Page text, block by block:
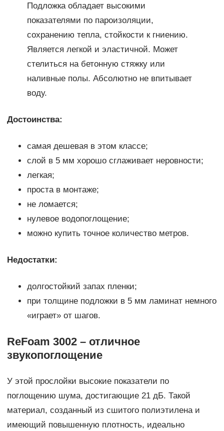
Подложка обладает высокими
показателями по пароизоляции,
сохранению тепла, стойкости к гниению.
Является легкой и эластичной. Может
стелиться на бетонную стяжку или
наливные полы. Абсолютно не впитывает
воду.
Достоинства:
самая дешевая в этом классе;
слой в 5 мм хорошо сглаживает неровности;
легкая;
проста в монтаже;
не ломается;
нулевое водопоглощение;
можно купить точное количество метров.
Недостатки:
долгостойкий запах пленки;
при толщине подложки в 5 мм ламинат немного
«играет» от шагов.
ReFoam 3002 – отличное
звукопоглощение
У этой прослойки высокие показатели по
поглощению шума, достигающие 21 дБ. Такой
материал, созданный из сшитого полиэтилена и
имеющий повышенную плотность, идеально